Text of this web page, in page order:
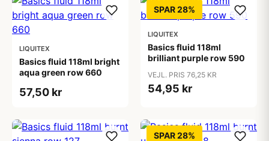
LIQUITEX
Basics fluid 118ml bright
aqua green row 660
57,50 kr
SPAR 28%
LIQUITEX
Basics fluid 118ml
brilliant purple row 590
VEJL. PRIS 76,25 KR
54,95 kr
SPAR 28%